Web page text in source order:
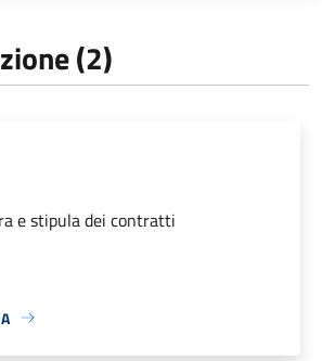
(2)
e stipula dei contratti